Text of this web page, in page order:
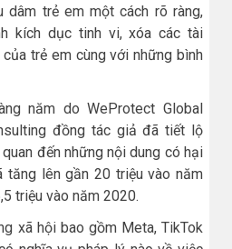
dâm trẻ em một cách rõ ràng,
kích dục tinh vi, xóa các tài
trẻ em cùng với những bình
năm do WeProtect Global
đồng tác giả đã tiết lộ
đến những nội dung có hại
tăng lên gần 20 triệu vào năm
triệu vào năm 2020.
xã hội bao gồm Meta, TikTok